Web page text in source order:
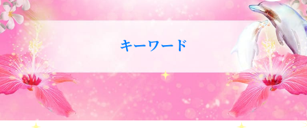
キーワード